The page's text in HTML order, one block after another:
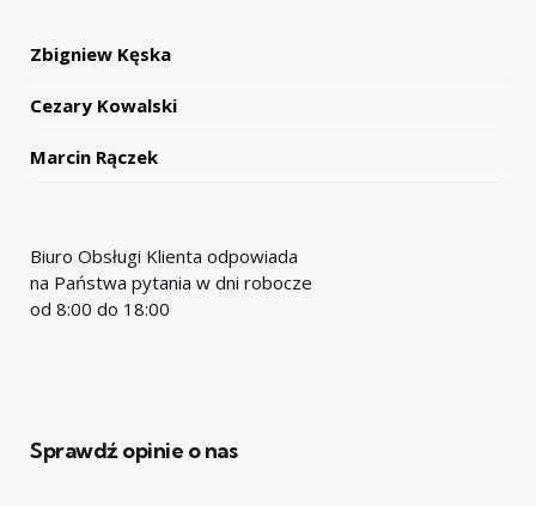
Zbigniew Kęska
Cezary Kowalski
Marcin Rączek
Biuro Obsługi Klienta odpowiada
na Państwa pytania w dni robocze
od 8:00 do 18:00
Sprawdź opinie o nas